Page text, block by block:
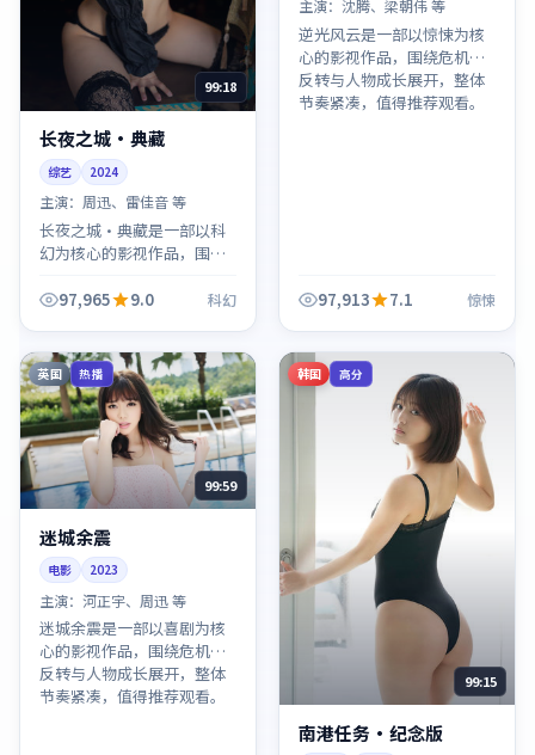
99:18
长夜之城·典藏
综艺 2024
主演： 周迅、雷佳音 等
长夜之城·典藏是一部以科
幻为核心的影视作品，围绕
开，整体节奏紧凑，值得推
97,965 9.0 科幻
主演：沈腾、梁朝伟 等
逆光风云是一部以惊悚为核
心的影视作品，围绕危机、
反转与人物成长展开，整体
节奏紧凑，值得推荐观看。
97,913 7.1 惊悚
英国 热播
99:59
迷城余震
电影 2023
主演： 河正宇、周迅 等
迷城余震是一部以喜剧为核
心的影视作品，围绕危机、
反转与人物成长展开，整体
节奏紧凑，值得推荐观看。
韩国 高分
99:15
南港任务·纪念版